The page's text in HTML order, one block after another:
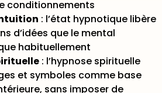
conditionnements
: l’état hypnotique libère
d’idées que le mental
habituellement
: l’hypnose spirituelle
et symboles comme base
sans imposer de